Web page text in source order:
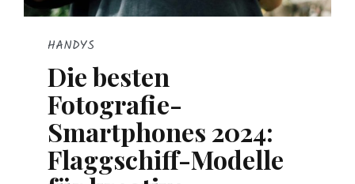
HANDYS
Die besten
Fotografie-
Smartphones 2024:
Flaggschiff-Modelle